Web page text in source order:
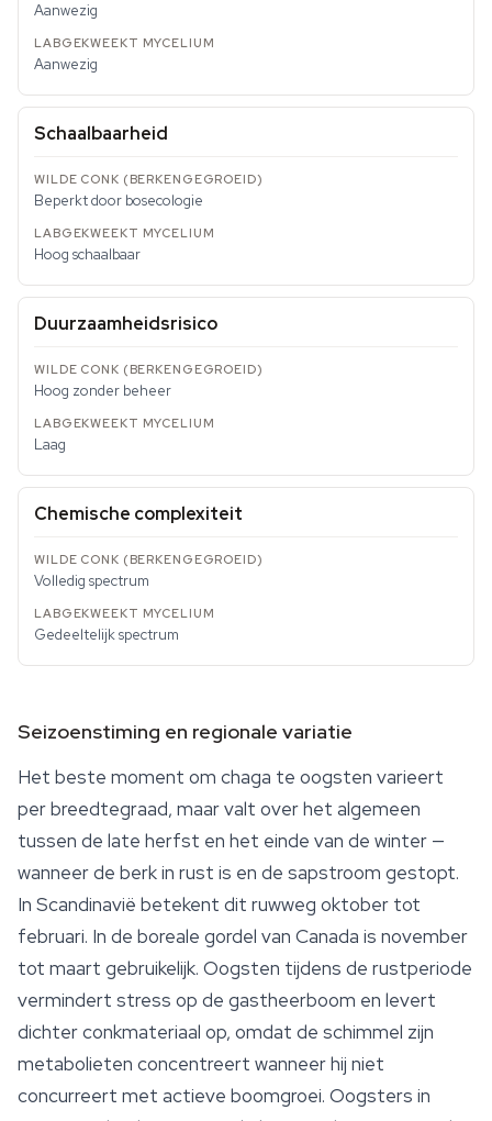
Aanwezig
Aanwezig
Schaalbaarheid
Beperkt door bosecologie
Hoog schaalbaar
Duurzaamheidsrisico
Hoog zonder beheer
Laag
Chemische complexiteit
Volledig spectrum
Gedeeltelijk spectrum
Seizoenstiming en regionale variatie
Het beste moment om chaga te oogsten varieert
per breedtegraad, maar valt over het algemeen
tussen de late herfst en het einde van de winter —
wanneer de berk in rust is en de sapstroom gestopt.
In Scandinavië betekent dit ruwweg oktober tot
februari. In de boreale gordel van Canada is november
tot maart gebruikelijk. Oogsten tijdens de rustperiode
vermindert stress op de gastheerboom en levert
dichter conkmateriaal op, omdat de schimmel zijn
metabolieten concentreert wanneer hij niet
concurreert met actieve boomgroei. Oogsters in